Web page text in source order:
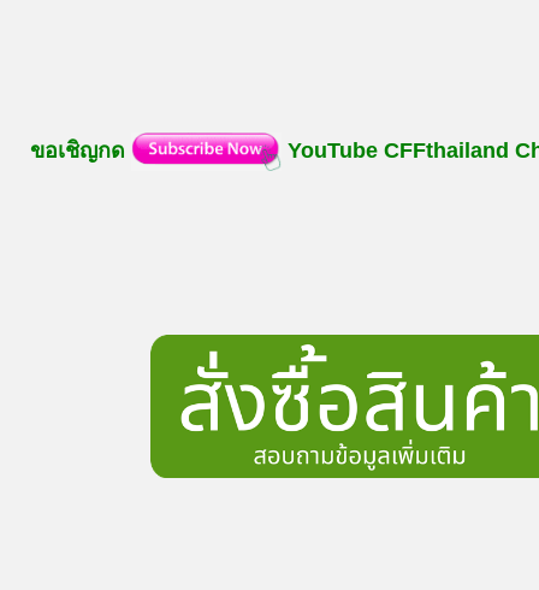
ขอเชิญกด YouTube CFFthailand